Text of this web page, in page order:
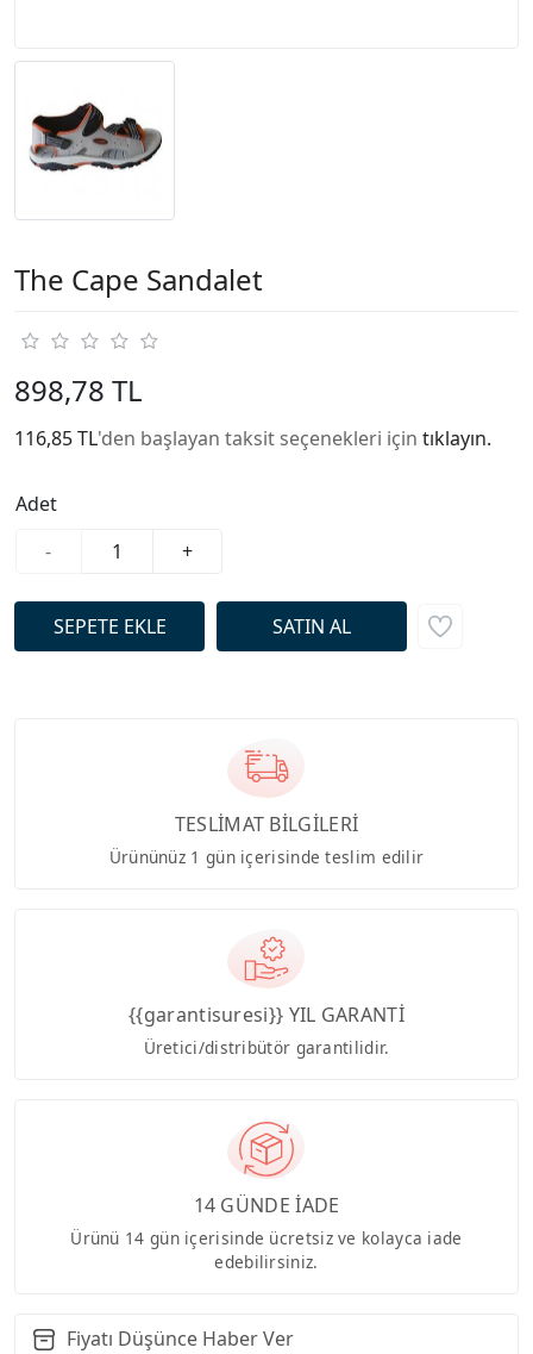
The Cape Sandalet
898,78 TL
116,85 TL'den başlayan taksit seçenekleri için tıklayın.
Adet
-
+
TESLİMAT BİLGİLERİ
Ürününüz 1 gün içerisinde teslim edilir
{{garantisuresi}} YIL GARANTİ
Üretici/distribütör garantilidir.
14 GÜNDE İADE
Ürünü 14 gün içerisinde ücretsiz ve kolayca iade
edebilirsiniz.
Fiyatı Düşünce Haber Ver